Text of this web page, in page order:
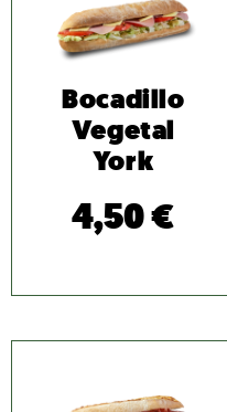
Bocadillo
Vegetal
York
4,50€